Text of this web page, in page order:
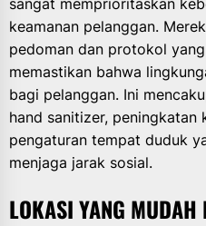
keamanan pelanggan.
pedoman dan protokol
memastikan bahwa
bagi pelanggan. Ini
hand sanitizer, peningkatan
pengaturan tempat duduk
menjaga jarak sosial.
LOKASI YANG MUDAH